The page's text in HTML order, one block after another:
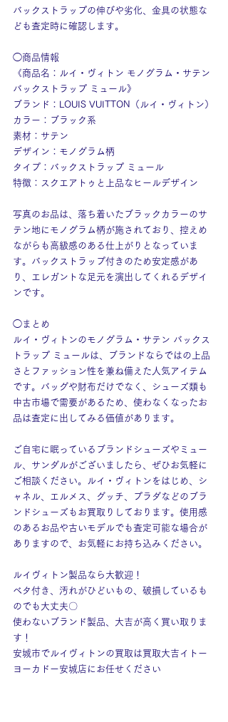
バックストラップの伸びや劣化、金具の状態な
ども査定時に確認します。
◯商品情報
《商品名：ルイ・ヴィトン モノグラム・サテン
バックストラップ ミュール》
ブランド：LOUIS VUITTON（ルイ・ヴィトン）
カラー：ブラック系
素材：サテン
デザイン：モノグラム柄
タイプ：バックストラップ ミュール
特徴：スクエアトゥと上品なヒールデザイン
写真のお品は、落ち着いたブラックカラーのサ
テン地にモノグラム柄が施されており、控えめ
ながらも高級感のある仕上がりとなっていま
す。バックストラップ付きのため安定感があ
り、エレガントな足元を演出してくれるデザイ
ンです。
◯まとめ
ルイ・ヴィトンのモノグラム・サテン バックス
トラップ ミュールは、ブランドならではの上品
さとファッション性を兼ね備えた人気アイテム
です。バッグや財布だけでなく、シューズ類も
中古市場で需要があるため、使わなくなったお
品は査定に出してみる価値があります。
ご自宅に眠っているブランドシューズやミュー
ル、サンダルがございましたら、ぜひお気軽に
ご相談ください。ルイ・ヴィトンをはじめ、シ
ャネル、エルメス、グッチ、プラダなどのブラ
ンドシューズもお買取りしております。使用感
のあるお品や古いモデルでも査定可能な場合が
ありますので、お気軽にお持ち込みください。
ルイヴィトン製品なら大歓迎！
ベタ付き、汚れがひどいもの、破損しているも
のでも大丈夫〇
使わないブランド製品、大吉が高く買い取りま
す！
安城市でルイヴィトンの買取は買取大吉イトー
ヨーカドー安城店にお任せください